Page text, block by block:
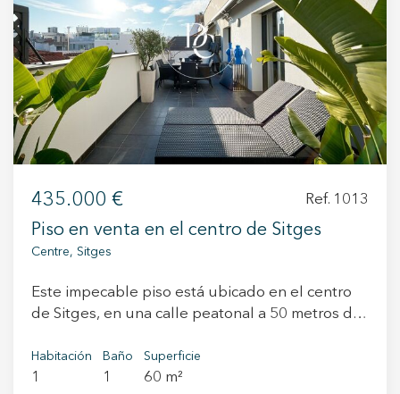
+34 935 178 067
ES CA EN
435.000 € Ref. 1013
Piso en venta en el centro de Sitges
Centre, Sitges
Este impecable piso está ubicado en el centro
de Sitges, en una calle peatonal a 50 metros de
tiendas, restauración, zona de ocio y a tan solo
10 minutos de la estación de RENFE. El piso
Habitación
1
Baño
1
Superficie
60 m²